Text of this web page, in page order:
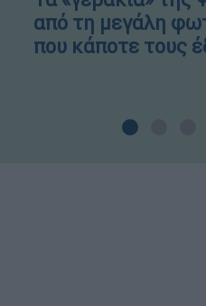
από τη μεγάλη
που κάποτε τους